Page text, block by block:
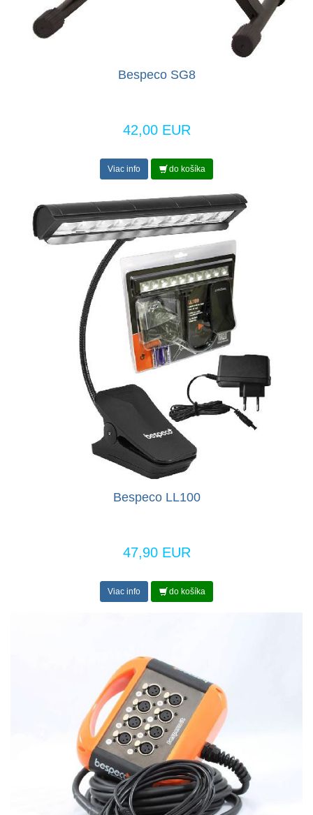
Bespeco SG8
42,00 EUR
Viac info do košíka
Bespeco LL100
47,90 EUR
Viac info do košíka